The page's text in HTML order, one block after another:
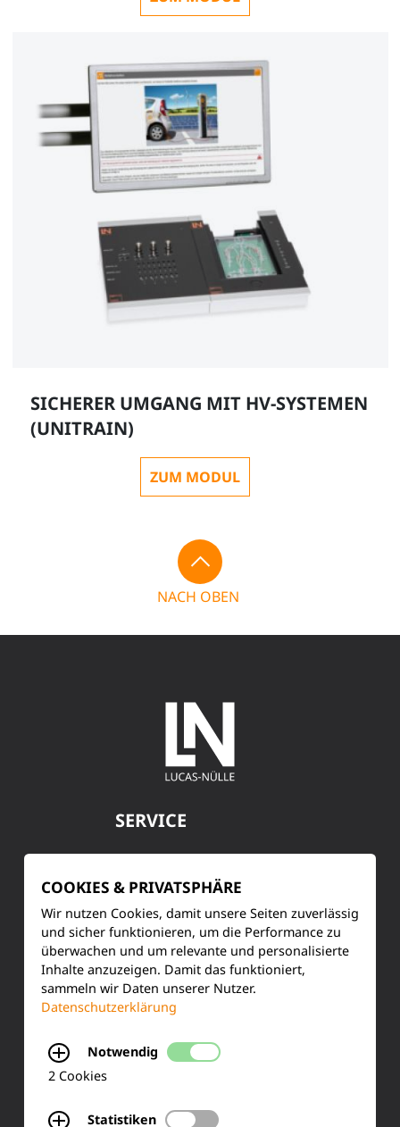
SICHERER UMGANG MIT HV-SYSTEMEN
(UNITRAIN)
ZUM MODUL
NACH OBEN
SERVICE
Training & Schulung
Ihre Meinung
COOKIES & PRIVATSPHÄRE
Wir nutzen Cookies, damit unsere Seiten zuverlässig
und sicher funktionieren, um die Performance zu
überwachen und um relevante und personalisierte
Inhalte anzuzeigen. Damit das funktioniert,
sammeln wir Daten unserer Nutzer.
Datenschutzerklärung
Notwendig
2 Cookies
Statistiken